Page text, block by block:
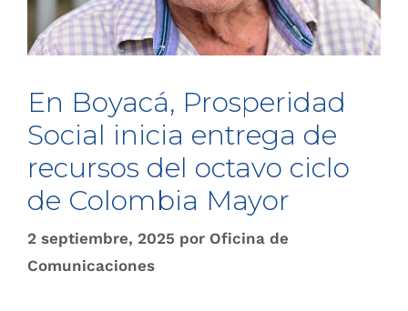
En Boyacá, Prosperidad
Social inicia entrega de
recursos del octavo ciclo
de Colombia Mayor
2 septiembre, 2025 por Oficina de
Comunicaciones